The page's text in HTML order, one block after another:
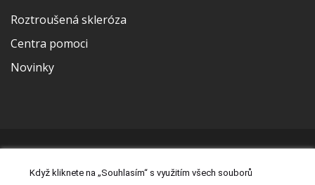
Roztroušená skleróza
Centra pomoci
Novinky
Právní prohlášení|Prohlášení o cookies|Nastavení cookies
Když kliknete na „Souhlasím“ s využitím všech souborů